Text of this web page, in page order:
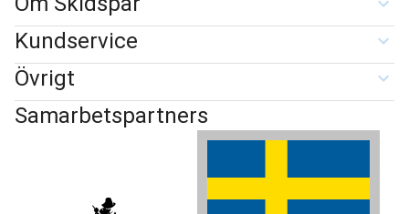
Kundservice
Övrigt
Samarbetspartners